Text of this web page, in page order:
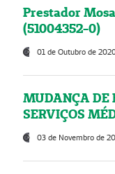
Prestador
(51004352-0)
01 de Outubro de
MUDANÇA DE
SERVIÇOS
03 de Novembro de